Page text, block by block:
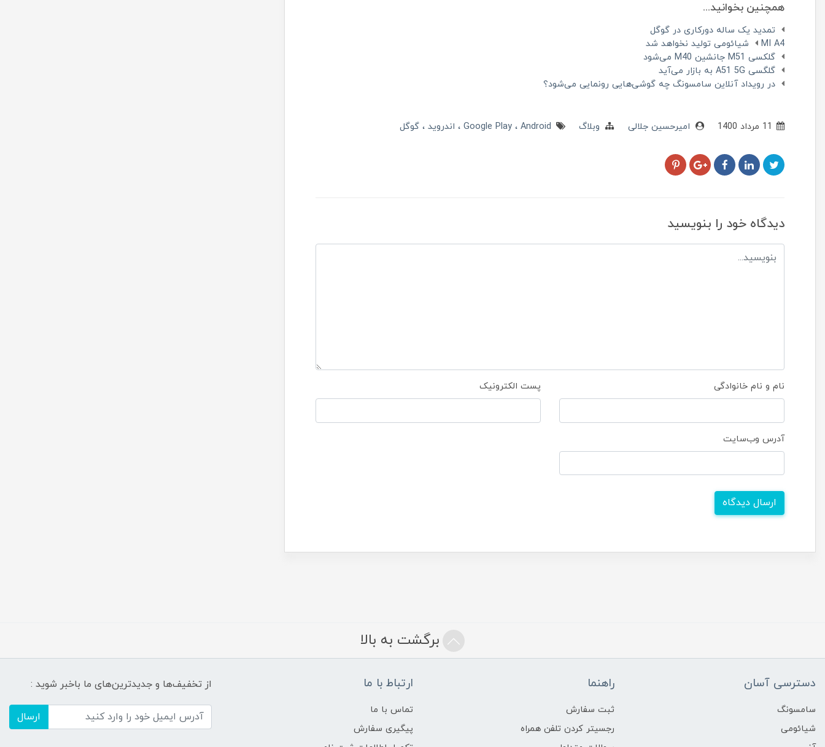
همچنین بخوانید...
تمدید یک ساله دورکاری در گوگل
MI A4 شیائومی تولید نخواهد شد
گلکسی M51 جانشین M40 می‌شود
گلگسی A51 5G به بازار می‌آید
در رویداد آنلاین سامسونگ چه گوشی‌هایی رونمایی می‌شود؟
امیرحسین جلالی وبلاگ Google Play Android اندروید گوگل
دیدگاه خود را بنویسید
نام و نام خانوادگی پست الکترونیک
آدرس وب‌سایت
ارسال دیدگاه
برگشت به بالا
دسترسی آسان
سامسونگ
شیائومی
راهنما
ثبت سفارش
رجسیتر کردن تلفن همراه
ارتباط با ما
تماس با ما
پیگیری سفارش
از تخفیف‌ها و جدیدترین‌های ما باخبر شوید :
ارسال